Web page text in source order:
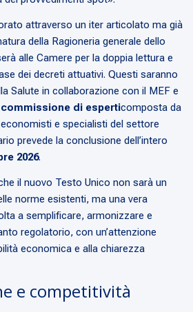
attraverso un iter articolato ma già
della Ragioneria generale dello
alle Camere per la doppia lettura e
dei decreti attuativi. Questi saranno
Salute in collaborazione con il MEF e
commissione di esperticomposta da
e specialisti del settore
prevede la conclusione dell’intero
2026.
il nuovo Testo Unico non sarà un
norme esistenti, ma una vera
a semplificare, armonizzare e
regolatorio, con un’attenzione
economica e alla chiarezza
e competitività